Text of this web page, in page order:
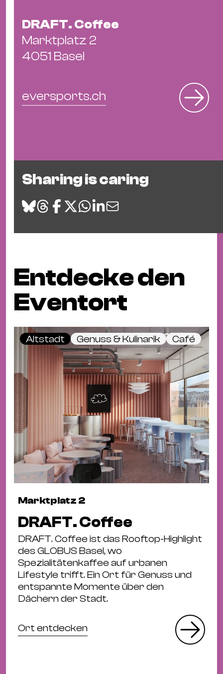
DRAFT. Coffee
Marktplatz 2
4051 Basel
eversports.ch
Sharing is caring
Entdecke den
Eventort
Altstadt Genuss & Kulinarik Café
Marktplatz 2
DRAFT. Coffee
DRAFT. Coffee ist das Rooftop-Highlight
des GLOBUS Basel, wo
Spezialitätenkaffee auf urbanen
Lifestyle trifft. Ein Ort für Genuss und
entspannte Momente über den
Dächern der Stadt.
Ort entdecken